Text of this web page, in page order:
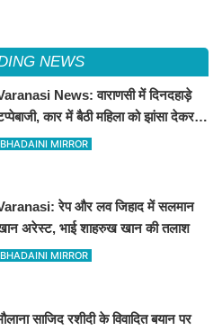
NEWS
News: वाराणसी में दिनदहाड़े
कार में बैठी महिला को झांसा देकर 5
रुपये से भरा बैग उड़ाया
BHADAINI MIRROR
रेप और लव जिहाद में सलमान
अरेस्ट, भाई शाहरुख खान की तलाश
BHADAINI MIRROR
साजिद रशीदी के विवादित बयान पर